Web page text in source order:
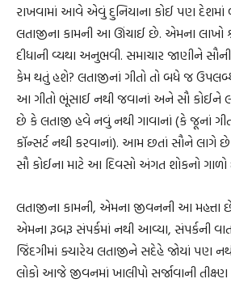
રાખવામાં આવે એવું દુનિયાના કોઈ પણ દેશમાં
લતાજીના કામની આ ઊંચાઈ છે. એમના લાખો
દીધાની વ્યથા અનુભવી. સમાચાર જાણીને
કેમ થતું હશે? લતાજીનાં ગીતો તો બધે જ
આ ગીતો ભૂંસાઈ નથી જવાનાં અને સૌ કોઈને
છે કે લતાજી હવે નવું નથી ગાવાનાં (કે જૂનાં
કૉન્સર્ટ નથી કરવાનાં). આમ છતાં સૌને
સૌ કોઈના માટે આ દિવસો અંગત શોકનો
લતાજીના કામની, એમના જીવનની આ મહત્તા
એમના રૂબરૂ સંપર્કમાં નથી આવ્યા, સંપર્કની
જિંદગીમાં ક્યારેય લતાજીને સદેહે જોયાં પણ
લોકો આજે જીવનમાં ખાલીપો સર્જાવાની